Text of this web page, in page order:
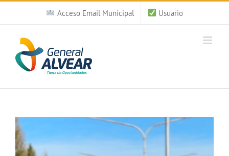
Saltar
contenido
Acceso Email Municipal Usuario
Ver
imagen
más
grande